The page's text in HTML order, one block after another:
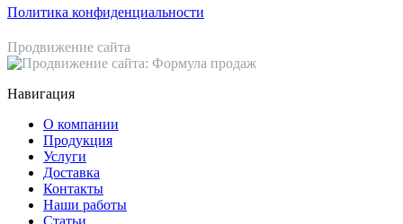
Политика конфиденциальности
Продвижение сайта
Навигация
О компании
Продукция
Услуги
Доставка
Контакты
Наши работы
Статьи